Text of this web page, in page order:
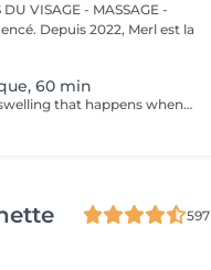
VISAGE - MASSAGE -
60 min
Better health in just an hour! relieves swelling that happens when medical treatment or illness blocks your lymphatic system. Lymphatic drainage massage involves gently manipulating specific areas of your body to help lymph move to an area with working lymph vessels. Benefits of getting a lymphatic drainage massage: - improves body immune system - helps with post-injury swelling - eases tension in the body How is a lymphatic drainage massage done? - head and neck are massaged - shoulders and back are massaged - hands and arms are massaged - feet and legs are massaged - belly is massaged Age restrictions: there are no age restrictions for this procedure. Post procedure recommendations: do not do sport and any sharp movements 2-3 hours after the procedure. Frequency: 1-2 times per week, 10 times in total. Repeat once in 3-6 months.
597